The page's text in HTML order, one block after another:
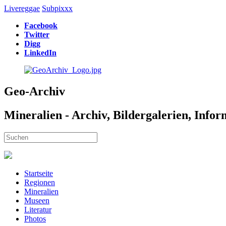
Livereggae Subpixxx
Facebook
Twitter
Digg
LinkedIn
Geo-Archiv
Mineralien - Archiv, Bildergalerien,
Startseite
Regionen
Mineralien
Museen
Literatur
Photos